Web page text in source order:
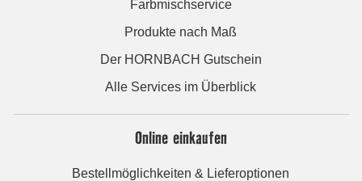
Farbmischservice
Produkte nach Maß
Der HORNBACH Gutschein
Alle Services im Überblick
Online einkaufen
Bestellmöglichkeiten & Lieferoptionen